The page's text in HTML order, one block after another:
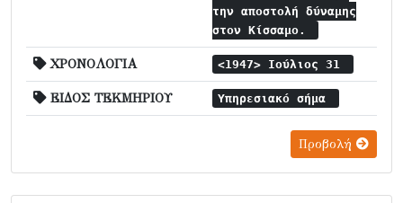
την αποστολή δύναμης
στον Κίσσαμο.
ΧΡΟΝΟΛΟΓΙΑ <1947> Ιούλιος 31
ΕΙΔΟΣ ΤΕΚΜΗΡΙΟΥ Υπηρεσιακό σήμα
Προβολή